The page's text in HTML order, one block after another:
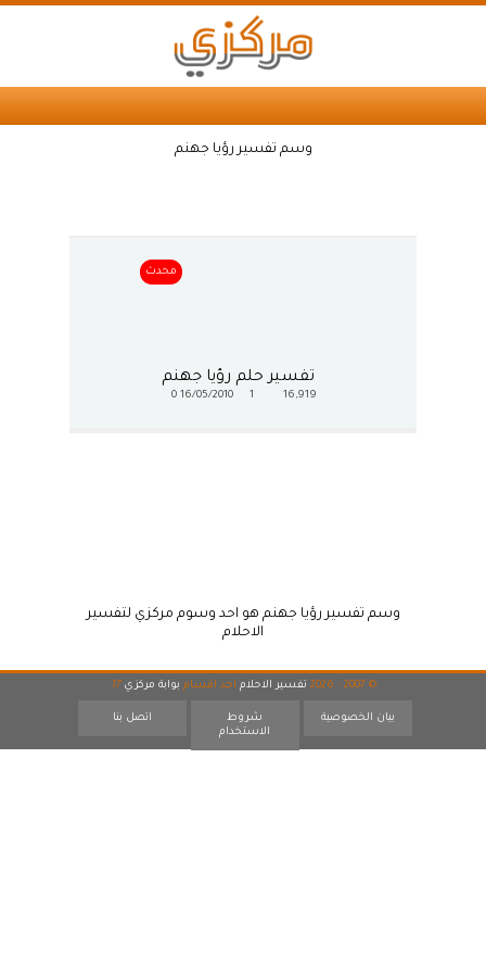
وسم تفسير رؤيا جهنم
محدث
تفسير حلم رؤيا جهنم
16,919
16/05/2010
0
وسم تفسير رؤيا جهنم هو احد وسوم مركزي لتفسير
الاحلام
© 2007 - 2026 تفسير الاحلام احد اقسام بوابة مركزي 17
بيان الخصوصية
شروط
الاستخدام
اتصل بنا